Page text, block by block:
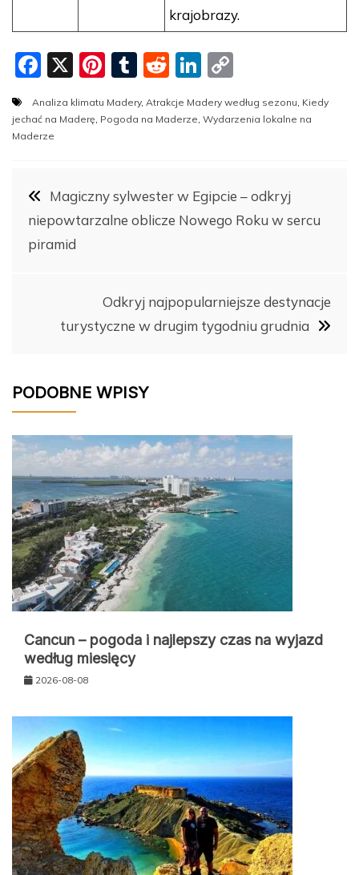
krajobrazy.
F
a
c
e
o
o
k
X
Pi
nt
er
T
m
R
d
Li
n
k
n
o
p
n
k
Analiza klimatu Madery, Atrakcje Madery według sezonu Kiedy
jechać na Maderę Pogoda na Maderze Wydarzenia lokalne na
Maderze
Nawigacja
wpisu
Magiczny sylwester w Egipcie – odkryj
niepowtarzalne oblicze Nowego Roku w sercu
piramid
Odkryj najpopularniejsze destynacje
turystyczne w drugim tygodniu grudnia
PODOBNE WPISY
Cancun – pogoda i najlepszy czas na wyjazd
według miesięcy
2026-08-08